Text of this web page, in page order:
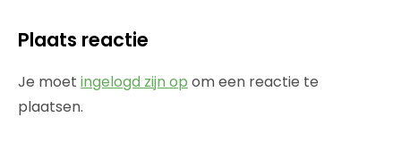
Plaats reactie
Je moet ingelogd zijn op om een reactie te
plaatsen.